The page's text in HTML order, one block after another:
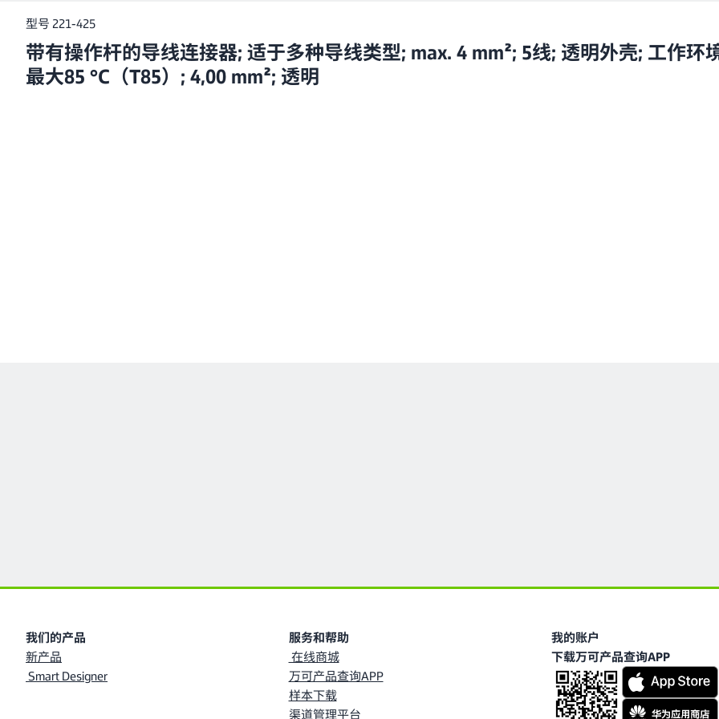
型号 221-425
带有操作杆的导线连接器; 适于多种导线类型; max. 4 mm²; 5线; 透明外壳; 工作环
最大85 °C（T85）; 4,00 mm²; 透明
我们的产品
新产品
Smart Designer
服务和帮助
在线商城
万可产品查询APP
样本下载
渠道管理平台
我的账户
下载万可产品查询APP